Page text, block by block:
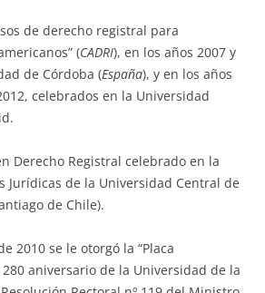
de derecho registral para
(CADRI), en los años 2007 y
de Córdoba (España), y en los años
celebrados en la Universidad
Derecho Registral celebrado en la
Jurídicas de la Universidad Central de
de Chile).
2010 se le otorgó la “Placa
aniversario de la Universidad de la